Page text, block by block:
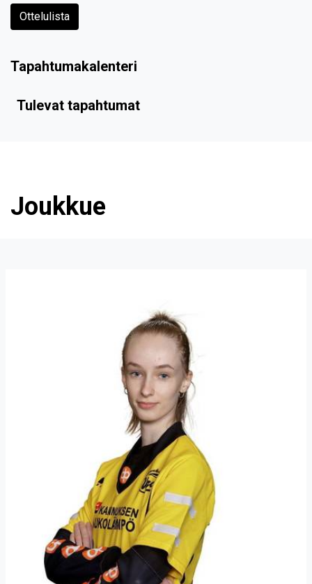
Ottelulista
Tapahtumakalenteri
Tulevat tapahtumat
Joukkue